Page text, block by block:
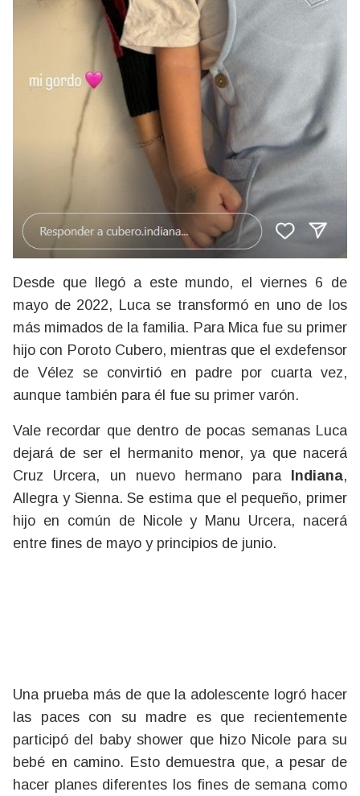
Desde que llegó a este mundo, el viernes 6 de
mayo de 2022, Luca se transformó en uno de los
más mimados de la familia. Para Mica fue su primer
hijo con Poroto Cubero, mientras que el exdefensor
de Vélez se convirtió en padre por cuarta vez,
aunque también para él fue su primer varón.
Vale recordar que dentro de pocas semanas Luca
dejará de ser el hermanito menor, ya que nacerá
Cruz Urcera, un nuevo hermano para
Indiana,
Allegra y Sienna. Se estima que el pequeño, primer
hijo en común de Nicole y Manu Urcera, nacerá
entre fines de mayo y principios de junio.
Una prueba más de que la adolescente logró hacer
las paces con su madre es que recientemente
participó del baby shower que hizo Nicole para su
bebé en camino. Esto demuestra que, a pesar de
hacer planes diferentes los fines de semana como